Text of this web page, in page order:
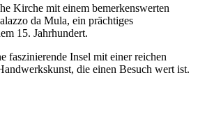
Kirche mit einem bemerkenswerten
da Mula, ein prächtiges
15. Jahrhundert.
faszinierende Insel mit einer reichen
die einen Besuch wert ist.